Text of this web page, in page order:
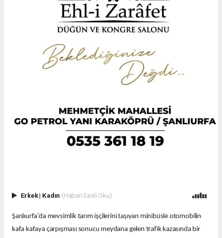
Erkek| Kadın (Haberi Sesli Oku)
Şanlıurfa’da mevsimlik tarım işçilerini taşıyan minibüsle otomobilin
kafa kafaya çarpışması sonucu meydana gelen trafik kazasında bir